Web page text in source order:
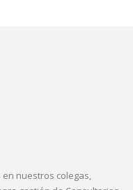
nuestros colegas,